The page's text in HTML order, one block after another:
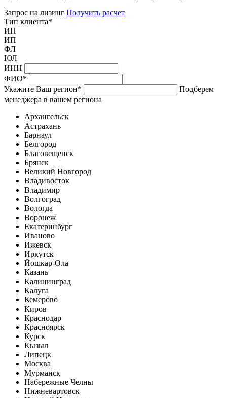
Запрос на лизинг Получить расчет
Тип клиента*
ИП
ИП
ФЛ
ЮЛ
ИНН
ФИО*
Укажите Ваш регион*
Подберем
менеджера в вашем региона
Архангельск
Астрахань
Барнаул
Белгород
Благовещенск
Брянск
Великий Новгород
Владивосток
Владимир
Волгоград
Вологда
Воронеж
Екатеринбург
Иваново
Ижевск
Иркутск
Йошкар-Ола
Казань
Калининград
Калуга
Кемерово
Киров
Краснодар
Красноярск
Курск
Кызыл
Липецк
Москва
Мурманск
Набережные Челны
Нижневартовск